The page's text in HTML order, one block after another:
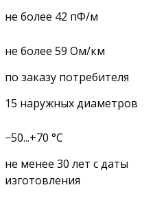
не более 42 пФ/м
не более 59 Ом/км
по заказу потребителя
15 наружных диаметров
−50...+70 °C
не менее 30 лет с даты
изготовления